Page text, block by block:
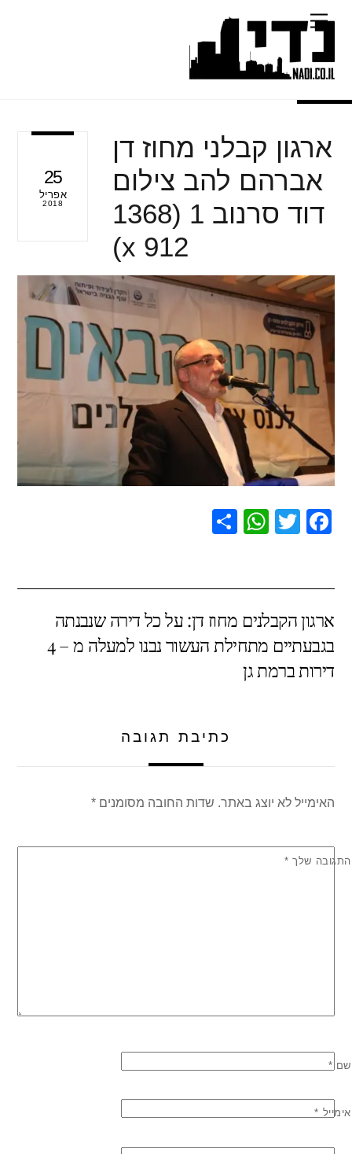
content
Menu
25
אפריל
2018
ארגון קבלני מחוז דן
אברהם להב צילום
דוד סרנוב 1 (1368
x 912)
F
e
b
o
o
T
er
W
s
A
p
p
e
ארגון הקבלנים מחוז דן: על כל דירה שנבנתה
בגבעתיים מתחילת העשור נבנו למעלה מ – 4
דירות ברמת גן
כתיבת תגובה
האימייל לא יוצג באתר. שדות החובה מסומנים*
התגובה שלך *
שם *
אימייל *